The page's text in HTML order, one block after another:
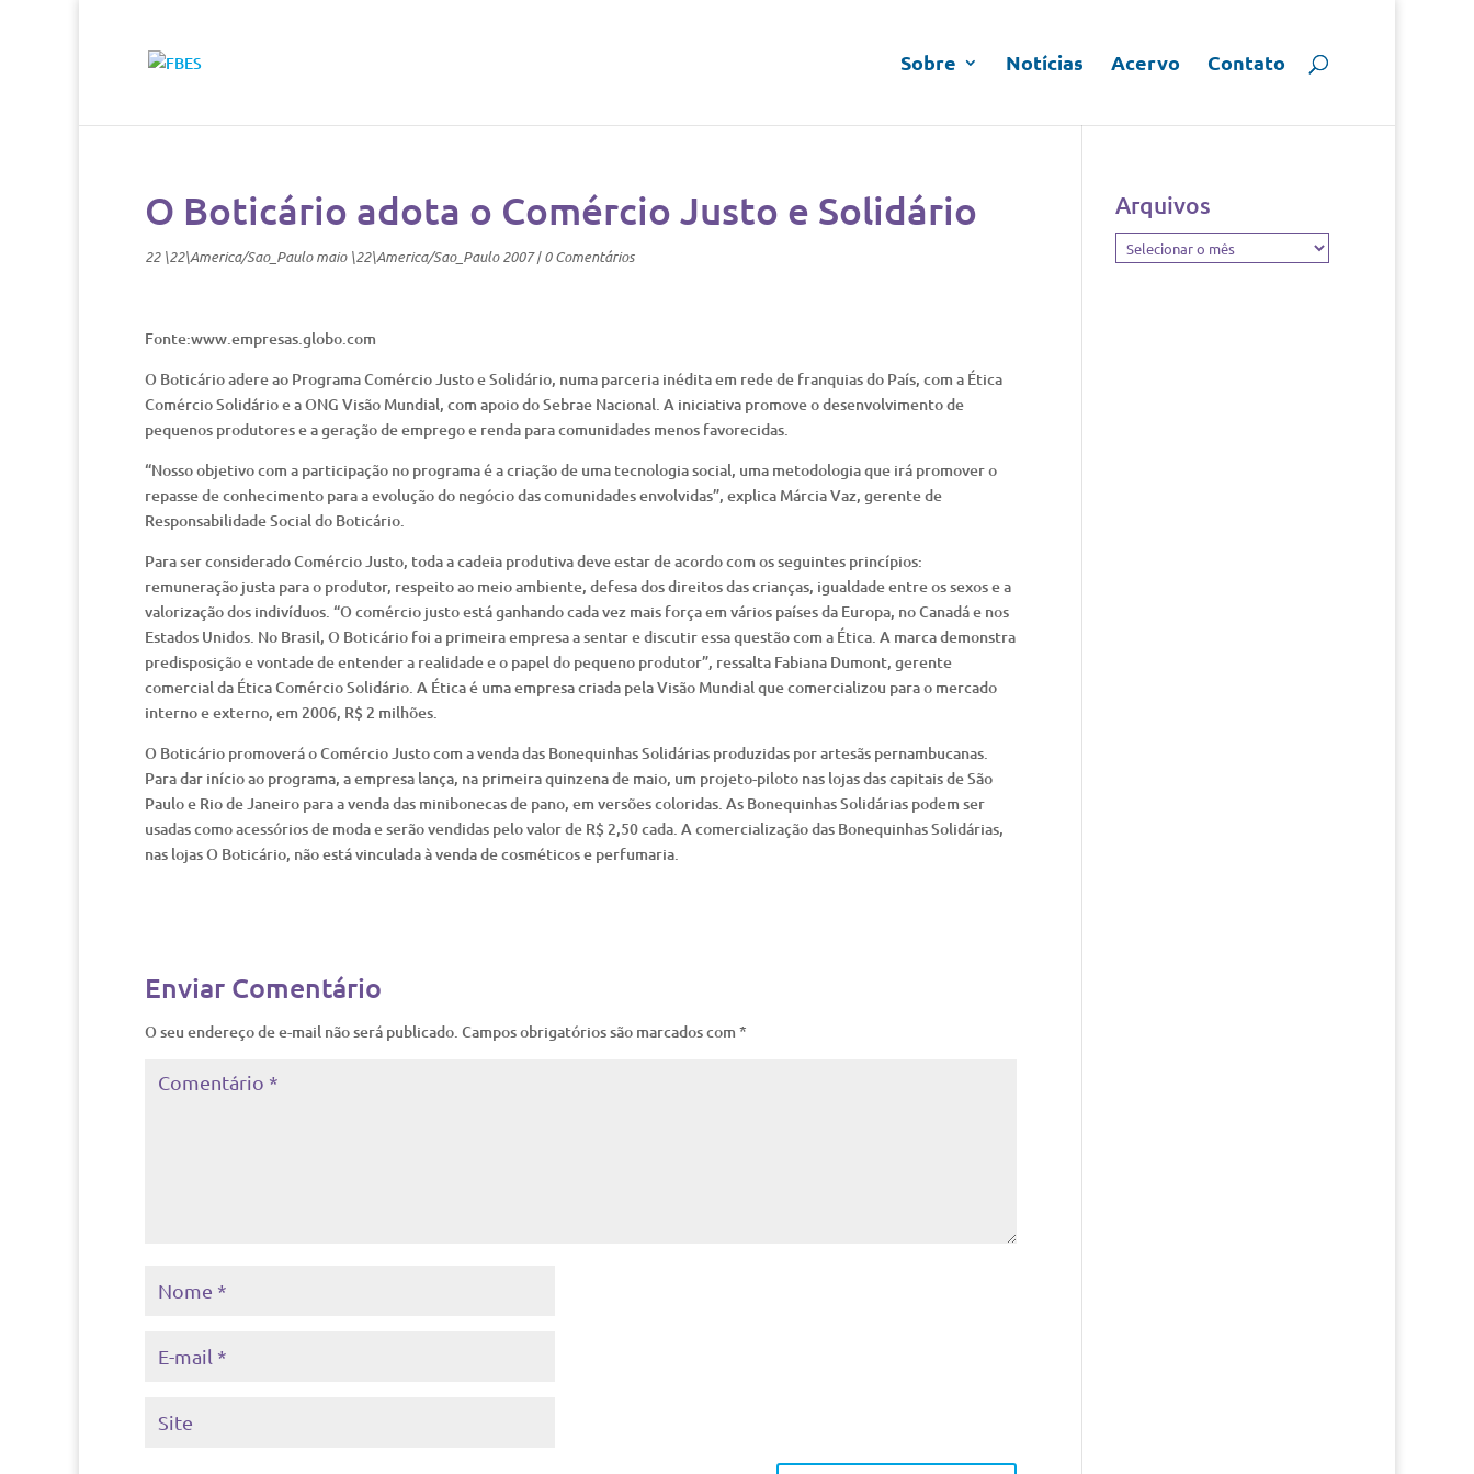
Sobre Notícias Acervo Contato
O Boticário adota o Comércio Justo e Solidário
22 \22\America/Sao_Paulo maio \22\America/Sao_Paulo 2007|0 Comentários
Fonte:www.empresas.globo.com
O Boticário adere ao Programa Comércio Justo e Solidário, numa parceria inédita em rede de franquias do País, com a Ética
Comércio Solidário e a ONG Visão Mundial, com apoio do Sebrae Nacional. A iniciativa promove o desenvolvimento de
pequenos produtores e a geração de emprego e renda para comunidades menos favorecidas.
“Nosso objetivo com a participação no programa é a criação de uma tecnologia social, uma metodologia que irá promover o
repasse de conhecimento para a evolução do negócio das comunidades envolvidas”, explica Márcia Vaz, gerente de
Responsabilidade Social do Boticário.
Para ser considerado Comércio Justo, toda a cadeia produtiva deve estar de acordo com os seguintes princípios:
remuneração justa para o produtor, respeito ao meio ambiente, defesa dos direitos das crianças, igualdade entre os sexos e a
valorização dos indivíduos. “O comércio justo está ganhando cada vez mais força em vários países da Europa, no Canadá e nos
Estados Unidos. No Brasil, O Boticário foi a primeira empresa a sentar e discutir essa questão com a Ética. A marca demonstra
predisposição e vontade de entender a realidade e o papel do pequeno produtor”, ressalta Fabiana Dumont, gerente
comercial da Ética Comércio Solidário. A Ética é uma empresa criada pela Visão Mundial que comercializou para o mercado
interno e externo, em 2006, R$ 2 milhões.
O Boticário promoverá o Comércio Justo com a venda das Bonequinhas Solidárias produzidas por artesãs pernambucanas.
Para dar início ao programa, a empresa lança, na primeira quinzena de maio, um projeto-piloto nas lojas das capitais de São
Paulo e Rio de Janeiro para a venda das minibonecas de pano, em versões coloridas. As Bonequinhas Solidárias podem ser
usadas como acessórios de moda e serão vendidas pelo valor de R$ 2,50 cada. A comercialização das Bonequinhas Solidárias,
nas lojas O Boticário, não está vinculada à venda de cosméticos e perfumaria.
Enviar Comentário
O seu endereço de e-mail não será publicado. Campos obrigatórios são marcados com *
Arquivos
Arquivos